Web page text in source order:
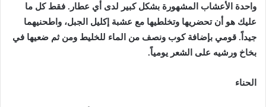
واحدة الأعشاب المشهورة بشكل كبير لدى أي عطار. فقط كل ما
عليك هو أن تحضريها وتخلطيها مع عشبة إكليل الجبل، واطحنيهما
جيداً. قومي بإضافة كوب ونصف من الماء للخليط ومن ثم ضعيها في
بخاخ ورشيه على الشعر يومياً.
الحناء